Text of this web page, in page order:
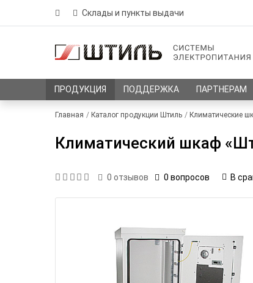
Склады и пункты выдачи
ПРОДУКЦИЯ ПОДДЕРЖКА ПАРТНЕРАМ
Главная Каталог продукции Штиль Климатические
Климатический шкаф
0 отзывов 0 вопросов В